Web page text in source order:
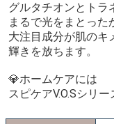
グルタチオンとトラ
まるで光をまとった
大注目成分が肌のキ
輝きを放ちます。
💎ホームケアには
スピケアV.O.Sシリ